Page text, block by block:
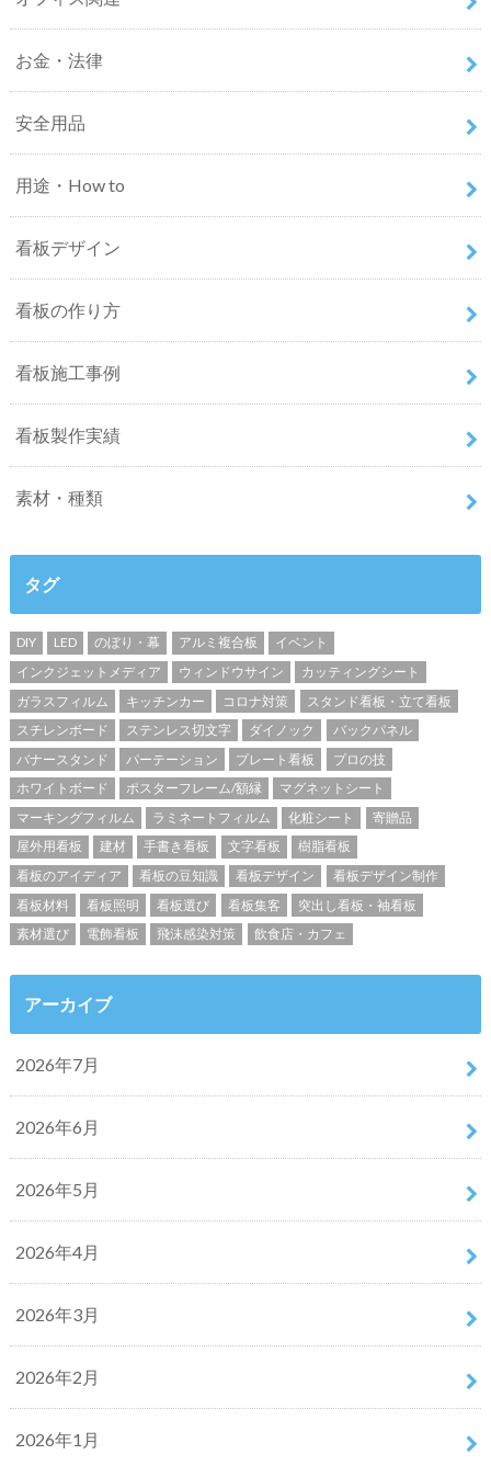
お金・法律
安全用品
用途・How to
看板デザイン
看板の作り方
看板施工事例
看板製作実績
素材・種類
タグ
DIY LED のぼり・幕 アルミ複合板
イベント
インクジェットメディア
ウィンドウサイン
カッティングシート
ガラスフィルム
キッチンカー コロナ対策
スタンド看板・立て看板
スチレンボード
ステンレス切文字 ダイノック
バックパネル
バナースタンド
パーテーション プレート看板
プロの技
ホワイトボード
ポスターフレーム/額縁
マグネットシート
マーキングフィルム
ラミネートフィルム 化粧シート
寄贈品
屋外用看板
建材 手書き看板 文字看板
樹脂看板
看板のアイディア
看板の豆知識 看板デザイン
看板デザイン制作
看板材料
看板照明 看板選び 看板集客
突出し看板・袖看板
素材選び
電飾看板 飛沫感染対策 飲食店・カフェ
アーカイブ
2026年7月
2026年6月
2026年5月
2026年4月
2026年3月
2026年2月
2026年1月